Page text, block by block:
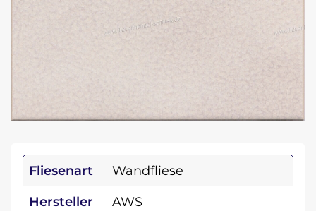
Fliesenart
Wandfliese
Hersteller
AWS